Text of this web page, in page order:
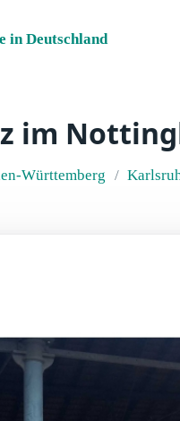
in Deutschland
im
Württemberg